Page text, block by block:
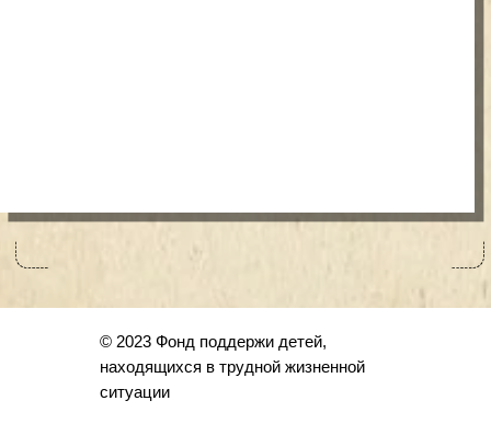
© 2023 Фонд поддержи детей,
находящихся в трудной жизненной
ситуации